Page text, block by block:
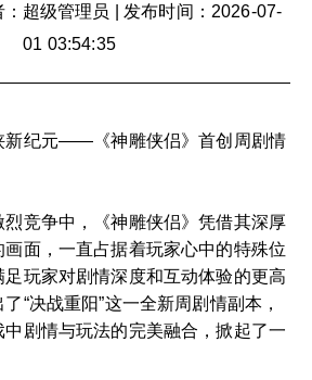
：超级管理员
发布时间：2026-07-
01 03:54:35
新纪元——《神雕侠侣》首创周剧情
竞争中，《神雕侠侣》凭借其深厚
面，一直占据着玩家心中的特殊位
玩家对剧情深度和互动体验的更高
“决战重阳”这一全新周剧情副本，
剧情与玩法的完美融合，掀起了一